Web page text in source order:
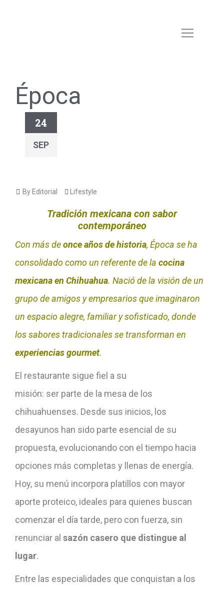
Época
24
SEP
By Editorial Lifestyle
Tradición mexicana con sabor
contemporáneo
Con más deonce años de historia, Época se ha
consolidado como un referente de la cocina
mexicana en Chihuahua. Nació de la visión de un
grupo de amigos y empresarios que imaginaron
un espacio alegre, familiar y sofisticado, donde
los sabores tradicionales se transforman en
experiencias gourmet.
El restaurante sigue fiel a su
misión: ser parte de la mesa de los
chihuahuenses. Desde sus inicios, los
desayunos han sido parte esencial de su
propuesta, evolucionando con el tiempo hacia
opciones más completas y llenas de energía.
Hoy, su menú incorpora platillos con mayor
aporte proteico, ideales para quienes buscan
comenzar el día tarde, pero con fuerza, sin
renunciar al sazón casero que distingue al
lugar.
Entre las especialidades que conquistan a los